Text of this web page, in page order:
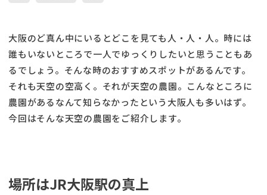
大阪のど真ん中にいるとどこを見ても人・人・人。時には
誰もいないところで一人でゆっくりしたいと思うこともあ
るでしょう。そんな時のおすすめスポットがあるんです。
それも天空の空高く。それが天空の農園。こんなところに
農園があるなんて知らなかったという大阪人も多いはず。
今回はそんな天空の農園をご紹介します。
場所はJR大阪駅の真上